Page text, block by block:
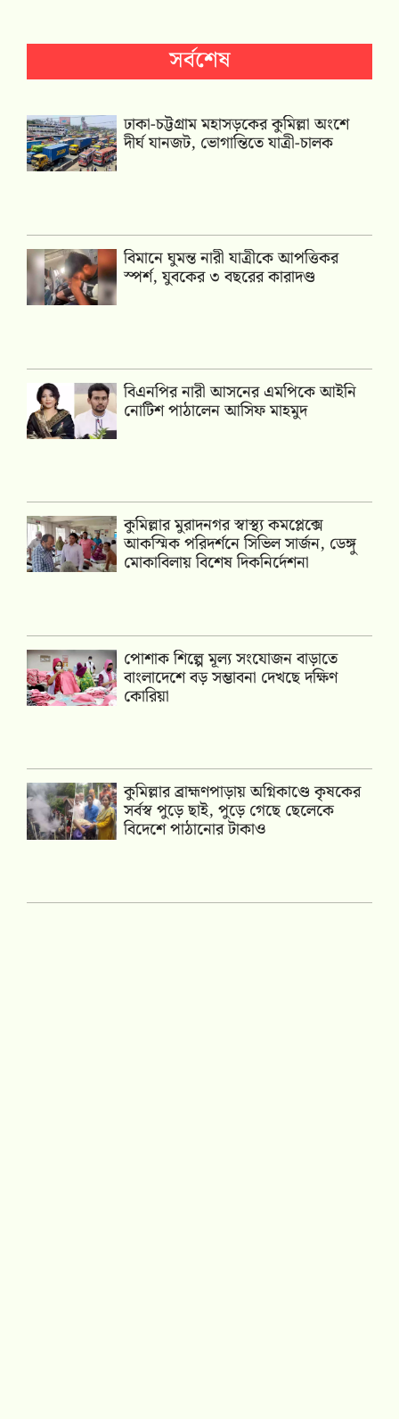
সর্বশেষ
ঢাকা-চট্টগ্রাম মহাসড়কের কুমিল্লা অংশে
দীর্ঘ যানজট, ভোগান্তিতে যাত্রী-চালক
বিমানে ঘুমন্ত নারী যাত্রীকে আপত্তিকর
স্পর্শ, যুবকের ৩ বছরের কারাদণ্ড
বিএনপির নারী আসনের এমপিকে আইনি
নোটিশ পাঠালেন আসিফ মাহমুদ
কুমিল্লার মুরাদনগর স্বাস্থ্য কমপ্লেক্সে
আকস্মিক পরিদর্শনে সিভিল সার্জন, ডেঙ্গু
মোকাবিলায় বিশেষ দিকনির্দেশনা
পোশাক শিল্পে মূল্য সংযোজন বাড়াতে
বাংলাদেশে বড় সম্ভাবনা দেখছে দক্ষিণ
কোরিয়া
কুমিল্লার ব্রাহ্মণপাড়ায় অগ্নিকাণ্ডে কৃষকের
সর্বস্ব পুড়ে ছাই, পুড়ে গেছে ছেলেকে
বিদেশে পাঠানোর টাকাও